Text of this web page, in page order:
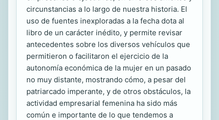
circunstancias a lo largo de nuestra historia. El
uso de fuentes inexploradas a la fecha dota al
libro de un carácter inédito, y permite revisar
antecedentes sobre los diversos vehículos que
permitieron o facilitaron el ejercicio de la
autonomía económica de la mujer en un pasado
no muy distante, mostrando cómo, a pesar del
patriarcado imperante, y de otros obstáculos, la
actividad empresarial femenina ha sido más
común e importante de lo que tendemos a